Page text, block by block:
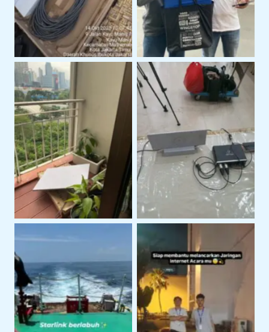
Layanan Support
Teknis Starlink di
Lokasi Klien
Instalasi Starlink Gen 3
Untuk Koneksi Internet
Area Terbuka
Penggunaan Starlink di
Penggunaan Starlink
Untuk Kegiatan